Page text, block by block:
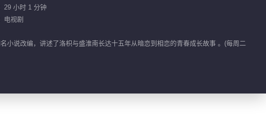
29 小时 1 分钟
电视剧
小说改编，讲述了洛枳与盛淮南长达十五年从暗恋到相恋的青春成长故事 。(每周二